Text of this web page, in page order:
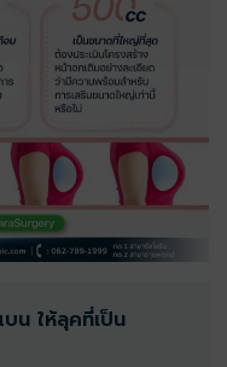
น ให้ลุคที่เป็น